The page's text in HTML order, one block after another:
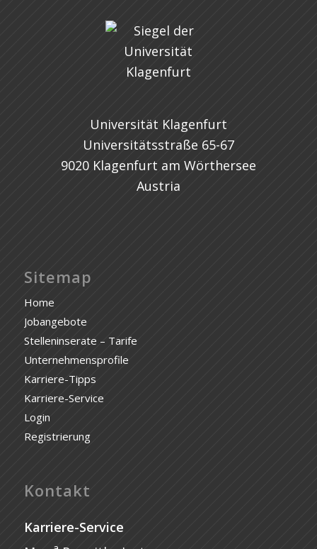
Universität Klagenfurt
Universitätsstraße 65-67
9020 Klagenfurt am Wörthersee
Austria
Sitemap
Home
Jobangebote
Stelleninserate – Tarife
Unternehmensprofile
Karriere-Tipps
Karriere-Service
Login
Registrierung
Kontakt
Karriere-Service